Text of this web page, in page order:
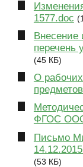
1577.doc
перечень
(45 КБ)
О
ФГОС
Письмо
(53 КБ)